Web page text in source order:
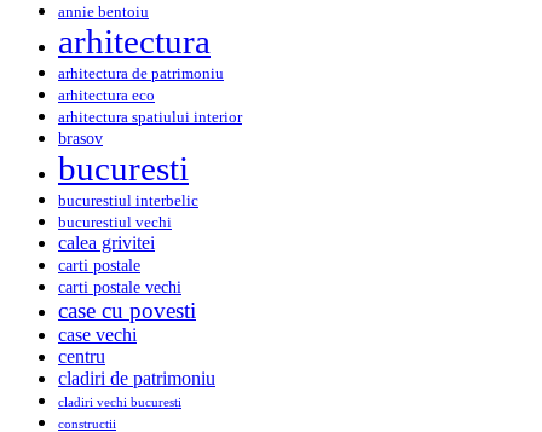
annie bentoiu
arhitectura
arhitectura de patrimoniu
arhitectura eco
arhitectura spatiului interior
brasov
bucuresti
bucurestiul interbelic
bucurestiul vechi
calea grivitei
carti postale
carti postale vechi
case cu povesti
case vechi
centru
cladiri de patrimoniu
cladiri vechi bucuresti
constructii